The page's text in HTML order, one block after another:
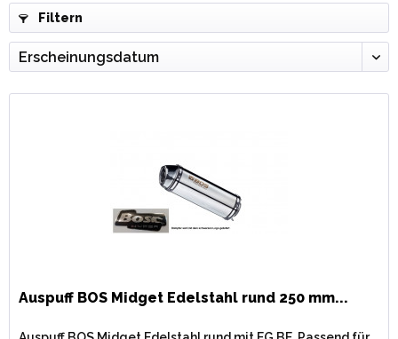
Filtern
Auspuff BOS Midget Edelstahl rund 250 mm...